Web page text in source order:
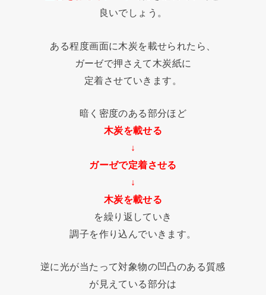
良いでしょう。
ある程度画面に木炭を載せられたら、
ガーゼで押さえて木炭紙に
定着させていきます。
暗く密度のある部分ほど
木炭を載せる
↓
ガーゼで定着させる
↓
木炭を載せる
を繰り返していき
調子を作り込んでいきます。
逆に光が当たって対象物の凹凸のある質感
が見えている部分は